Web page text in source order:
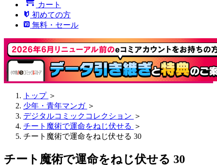
カート
初めての方
無料・セール
トップ ＞
少年・青年マンガ ＞
デジタルコミックコレクション ＞
チート魔術で運命をねじ伏せる ＞
チート魔術で運命をねじ伏せる 30
チート魔術で運命をねじ伏せる 30